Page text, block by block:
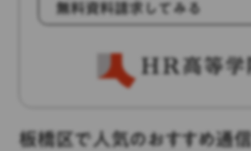
無料資料請求してみる
板橋区で人気のおすすめ通信